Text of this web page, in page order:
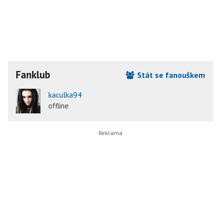
Fanklub
Stát se fanouškem
kaculka94
offline